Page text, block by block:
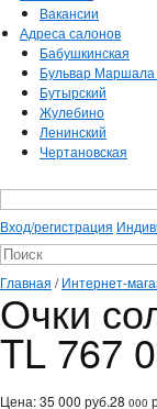
Вакансии
Адреса салонов
Бабушкинская
Бульвар Маршала
Бутырский
Жулебино
Ленинский
Чертановская
Вход/регистрация
Главная /Интернет-
Очки
TL 767
Цена:35 000 руб.28 000